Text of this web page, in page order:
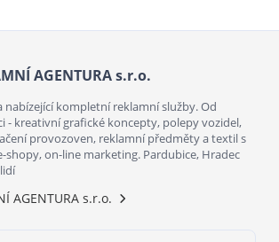
AGENTURA s.r.o.
nabízející kompletní reklamní služby. Od
- kreativní grafické koncepty, polepy vozidel,
provozoven, reklamní předměty a textil s
shopy, on-line marketing. Pardubice, Hradec
AGENTURA s.r.o.